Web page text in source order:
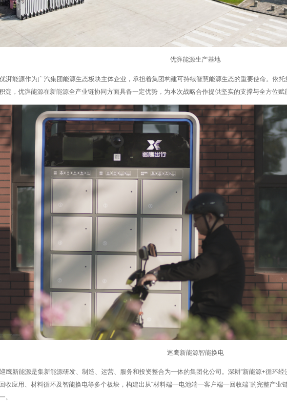
优湃能源生产基地
湃能源作为广汽集团能源生态板块主体企业，承担着集团构建可持续智慧能源生态的重要使命。依
淀，优湃能源在新能源全产业链协同方面具备一定优势，为本次战略合作提供坚实的支撑与全方位赋
巡鹰新能源智能换电
鹰新能源是集新能源研发、制造、运营、服务和投资整合为一体的集团化公司。深耕“新能源+循环
收应用、材料循环及智能换电等多个板块，构建出从“材料端—电池端—客户端—回收端”的完整产业
。